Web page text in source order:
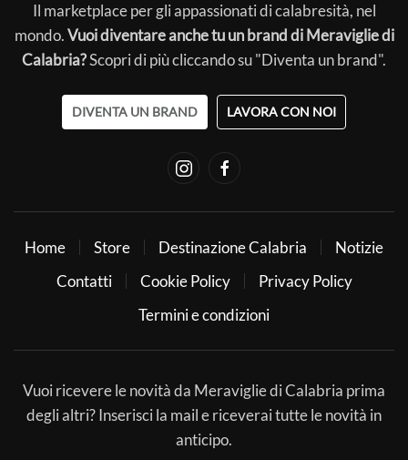
Il marketplace per gli appassionati di calabresità, nel
mondo.Vuoi diventare anche tu un brand di Meraviglie di
Calabria?Scopri di più cliccando su "Diventa un brand".
DIVENTA UN BRAND LAVORA CON NOI
Home Store Destinazione Calabria
Notizie
Contatti
Cookie Policy
Privacy Policy
Termini e condizioni
Vuoi ricevere le novità da Meraviglie di Calabria prima
degli altri? Inserisci la mail e riceverai tutte le novità in
anticipo.